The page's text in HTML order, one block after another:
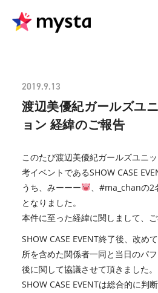
2019.9.13
渡辺美優紀ガールズユ
ョン 経緯のご報告
このたび渡辺美優紀ガールズユニ
考イベントであるSHOW CASE
うち、みーーー
、#ma_chanの2
となりました。
本件に至った経緯に関しまして、ご
SHOW CASE EVENT終了後、改め
所を含めた関係者一同と当日のパ
後に関して協議させて頂きました。
SHOW CASE EVENTは総合的に判